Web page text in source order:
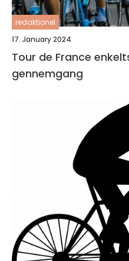
redaktionel
17. January 2024
Tour de France
gennemgang